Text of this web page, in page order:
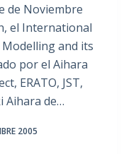
de Noviembre
el International
and its
por el Aihara
ERATO, JST,
Aihara de…
2005